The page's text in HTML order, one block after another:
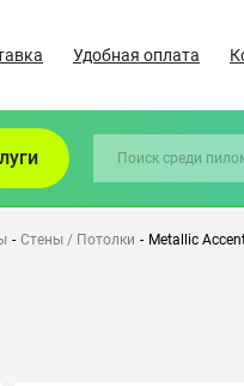
Удобная оплата
- Стены / Потолки - Metallic